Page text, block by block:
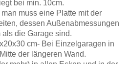
bei min. 10cm.
man muss eine Platte mit der
dessen Außenabmessungen
als die Garage sind.
cm- Bei Einzelgaragen in
der längeren Wand.